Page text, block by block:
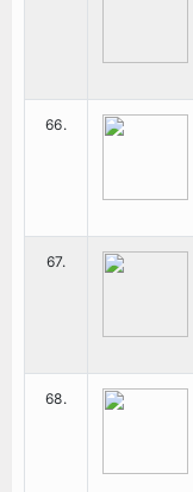
66.
67.
68.